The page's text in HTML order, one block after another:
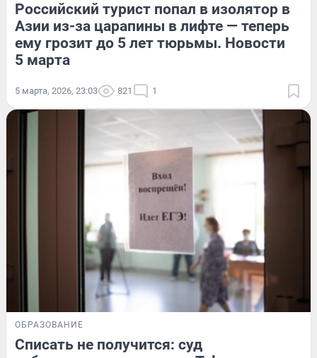
Российский турист попал в изолятор в
Азии из-за царапины в лифте — теперь
ему грозит до 5 лет тюрьмы. Новости
5 марта
5 марта, 2026, 23:03 821 1
ОБРАЗОВАНИЕ
Списать не получится: суд